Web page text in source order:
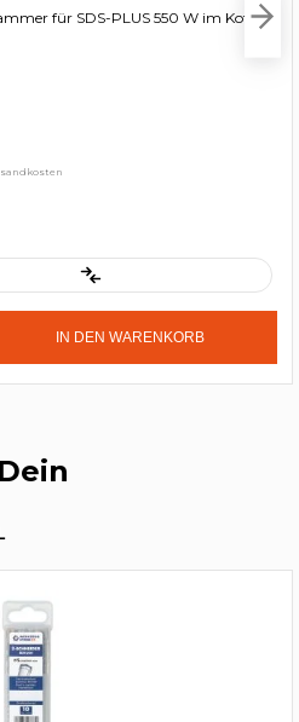
für SDS-PLUS 550 W im Koffer
IN DEN WARENKORB